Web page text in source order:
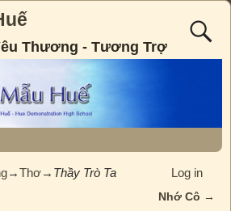
Thương - Tương Trợ
→Thơ→ Thầy Trò Ta Log in
Nhớ Cô →